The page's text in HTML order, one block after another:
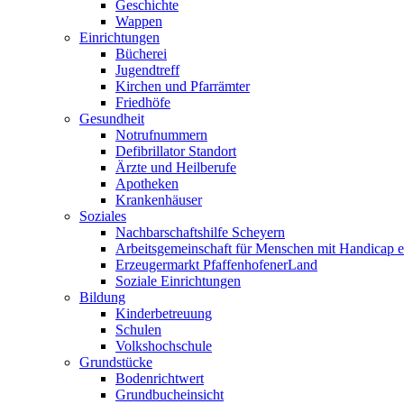
Geschichte
Wappen
Einrichtungen
Bücherei
Jugendtreff
Kirchen und Pfarrämter
Friedhöfe
Gesundheit
Notrufnummern
Defibrillator Standort
Ärzte und Heilberufe
Apotheken
Krankenhäuser
Soziales
Nachbarschaftshilfe Scheyern
Arbeitsgemeinschaft für Menschen mit Handicap
Erzeugermarkt PfaffenhofenerLand
Soziale Einrichtungen
Bildung
Kinderbetreuung
Schulen
Volkshochschule
Grundstücke
Bodenrichtwert
Grundbucheinsicht